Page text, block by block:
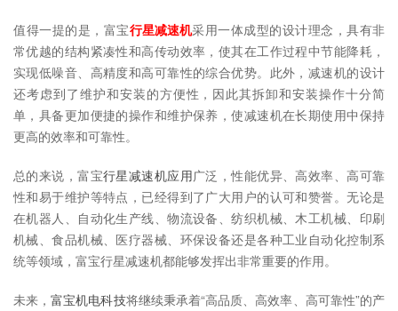
值得一提的是，富宝行星减速机采用一体成型的设计理念，具有非
常优越的结构紧凑性和高传动效率，使其在工作过程中节能降耗，
实现低噪音、高精度和高可靠性的综合优势。此外，减速机的设计
还考虑到了维护和安装的方便性，因此其拆卸和安装操作十分简
单，具备更加便捷的操作和维护保养，使减速机在长期使用中保持
更高的效率和可靠性。
总的来说，富宝行星减速机应用广泛，性能优异、高效率、高可靠
性和易于维护等特点，已经得到了广大用户的认可和赞誉。无论是
在机器人、自动化生产线、物流设备、纺织机械、木工机械、印刷
机械、食品机械、医疗器械、环保设备还是各种工业自动化控制系
统等领域，富宝行星减速机都能够发挥出非常重要的作用。
未来，富宝机电科技将继续秉承着“高品质、高效率、高可靠性”的产